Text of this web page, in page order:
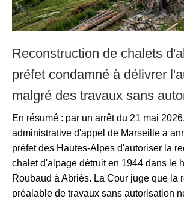
Reconstruction de chalets
préfet condamné à délivrer
malgré des travaux sans
En résumé : par un arrêt du 21 mai
administrative d'appel de Marseille a
préfet des Hautes-Alpes d'autoriser la
chalet d'alpage détruit en 1944 dans le
Roubaud à Abriès. La Cour juge que la
préalable de travaux sans autorisation